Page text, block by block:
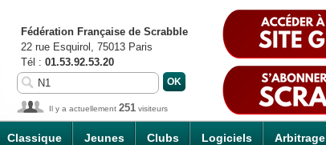
Classique Jeunes Clubs Logiciels Arbitrage
Fédération Française de Scrabble
22 rue Esquirol, 75013 Paris
Tél : 01.53.92.53.20
Il y a actuellement 251 visiteurs